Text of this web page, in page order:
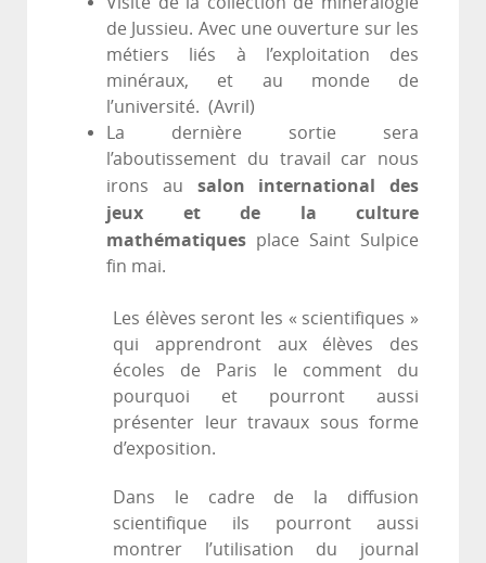
de Jussieu. Avec une ouverture sur les
métiers liés à l’exploitation des
minéraux, et au monde de
l’université. (Avril)
La dernière sortie sera
l’aboutissement du travail car nous
irons au salon international des
jeux et de la culture
mathématiques place Saint Sulpice
fin mai.
Les élèves seront les « scientifiques »
qui apprendront aux élèves des
écoles de Paris le comment du
pourquoi et pourront aussi
présenter leur travaux sous forme
d’exposition.
Dans le cadre de la diffusion
scientifique ils pourront aussi
montrer l’utilisation du journal